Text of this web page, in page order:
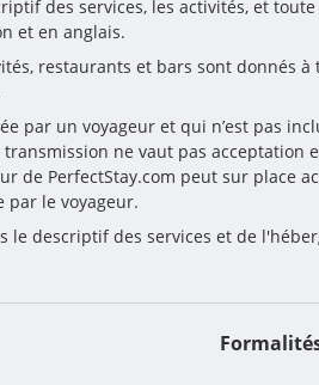
des services, les activités, et
et en anglais.
restaurants et bars sont donnés
par un voyageur et qui n’est pas
ne vaut pas acceptation
de PerfectStay.com peut sur place
le voyageur.
le descriptif des services et de